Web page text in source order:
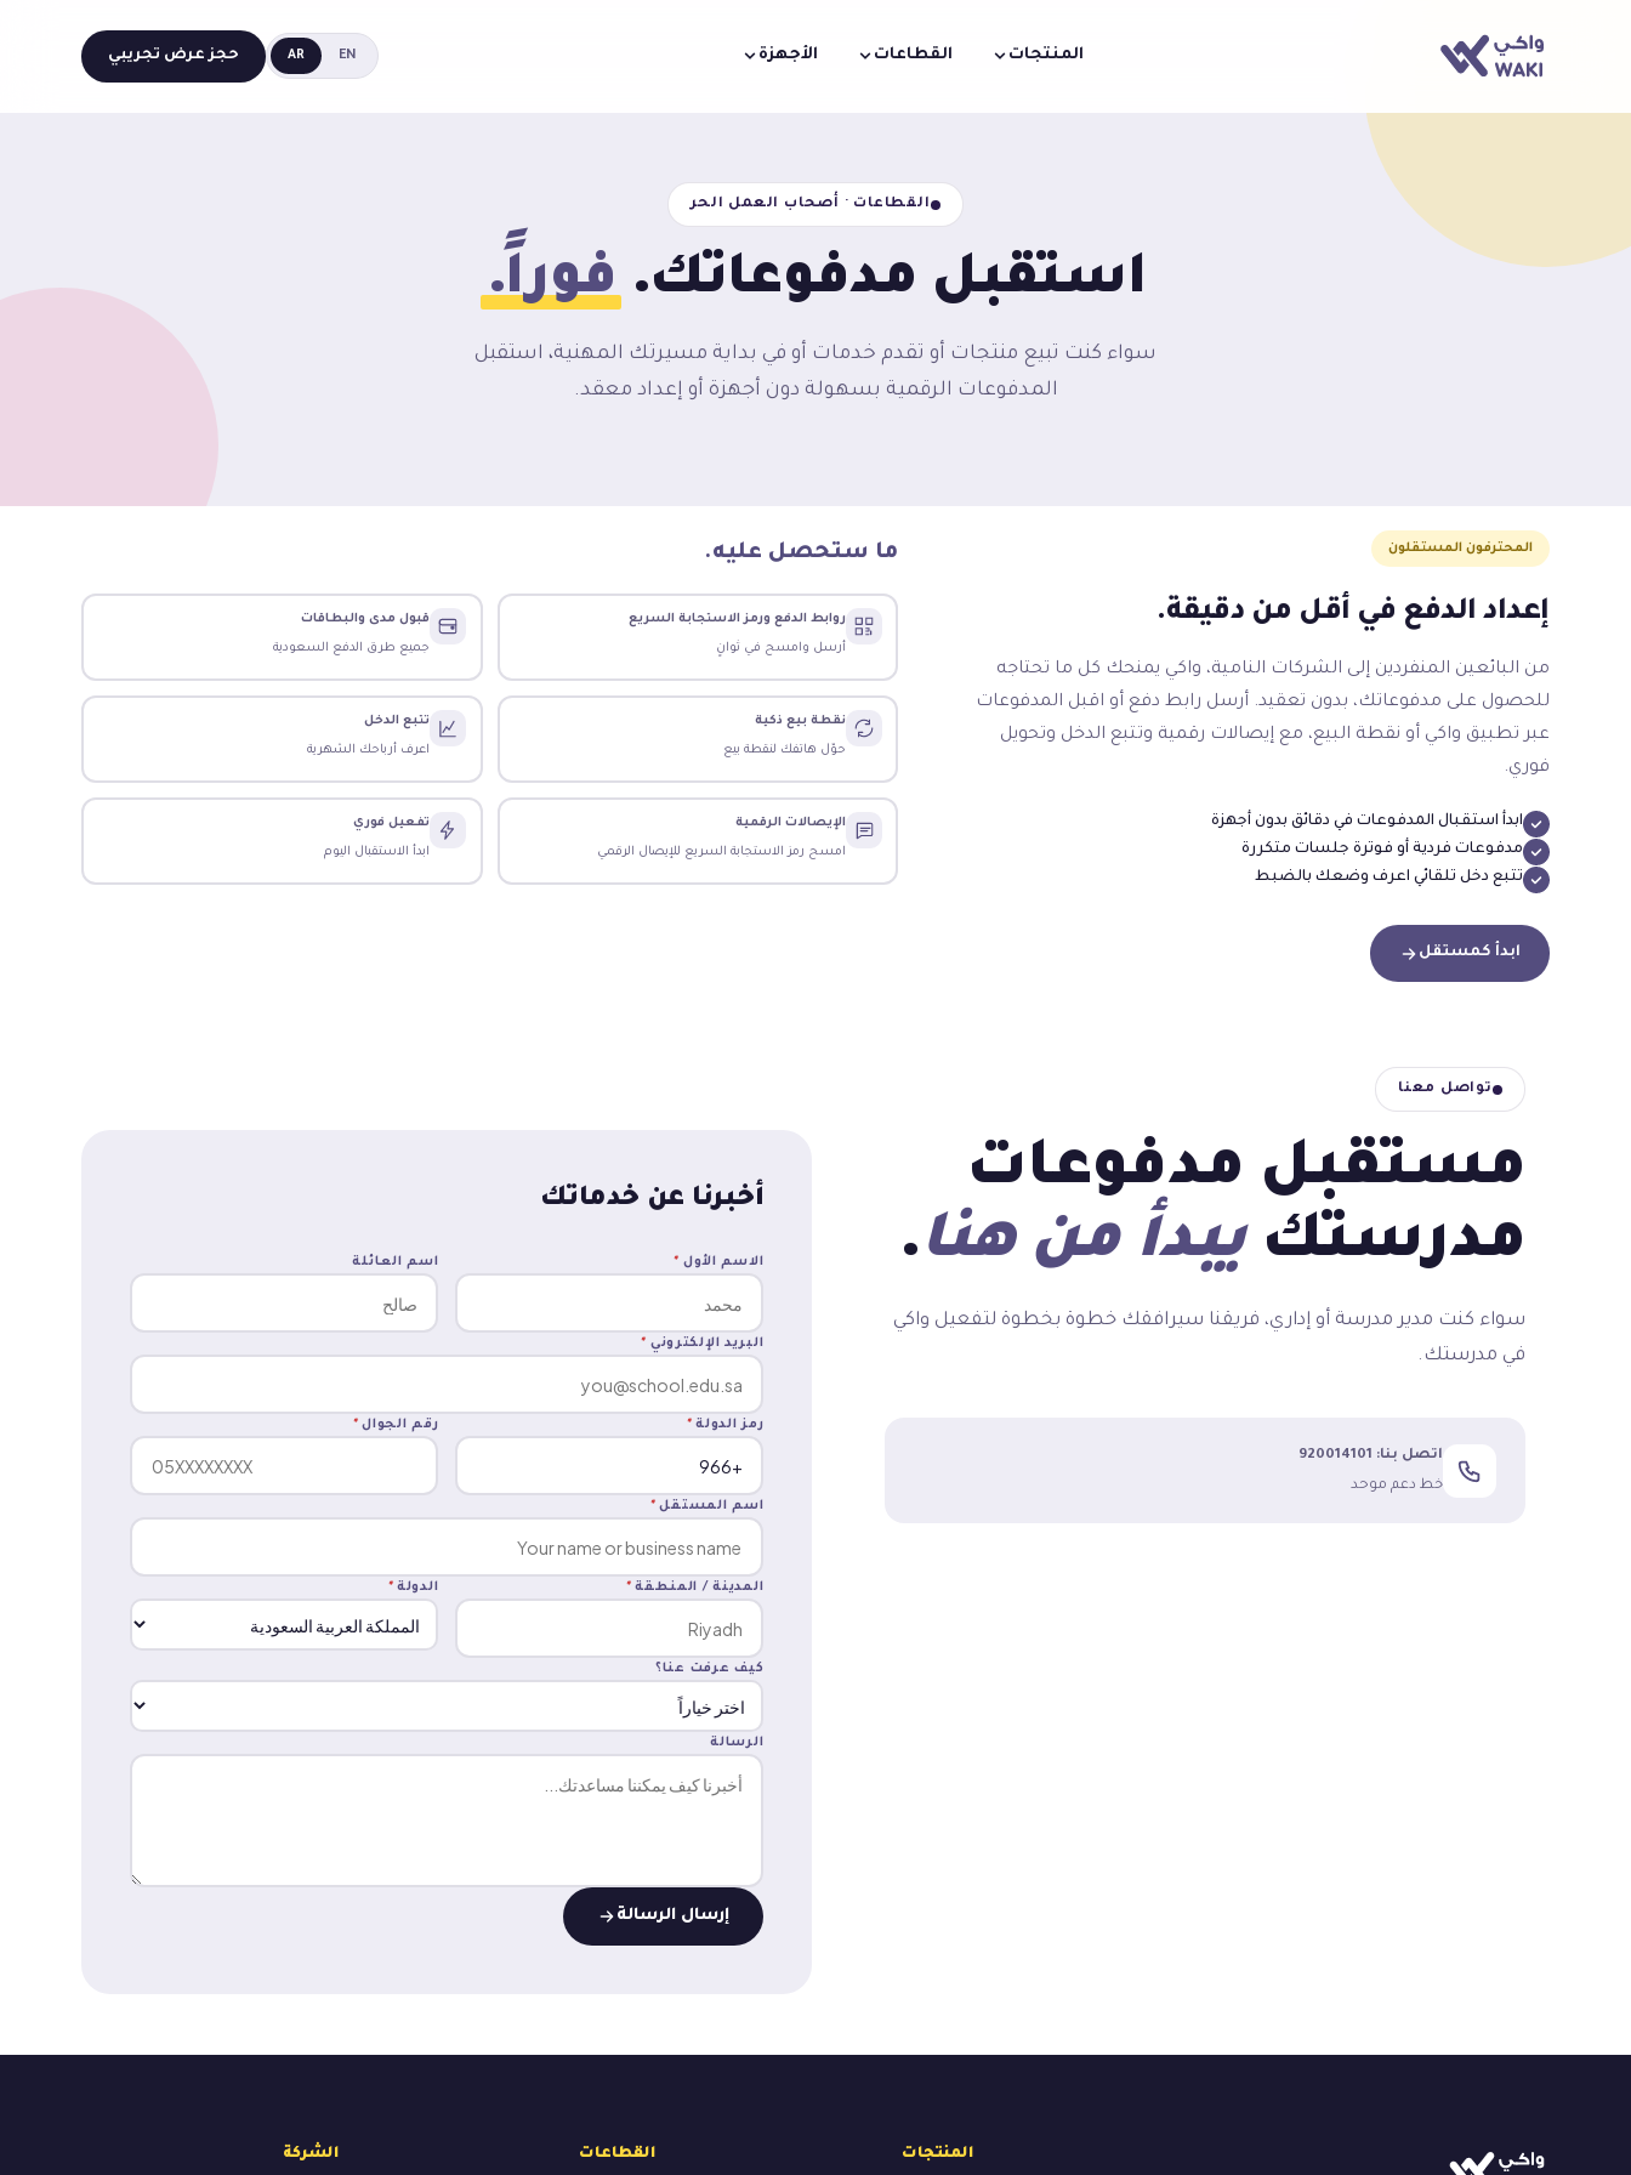
المنتجات القطاعات الأجهزة EN
AR حجز عرض تجريبي
القطاعات · أصحاب العمل الحر
استقبل مدفوعاتك. فوراً.
سواء كنت تبيع منتجات أو تقدم خدمات أو في بداية مسيرتك المهنية، استقبل
المدفوعات الرقمية بسهولة دون أجهزة أو إعداد معقد.
المحترفون المستقلون
إعداد الدفع في أقل من دقيقة.
من البائعين المنفردين إلى الشركات النامية، واكي يمنحك كل ما تحتاجه
للحصول على مدفوعاتك، بدون تعقيد. أرسل رابط دفع أو اقبل المدفوعات
عبر تطبيق واكي أو نقطة البيع، مع إيصالات رقمية وتتبع الدخل وتحويل
فوري.
ابدأ استقبال المدفوعات في دقائق بدون أجهزة
مدفوعات فردية أو فوترة جلسات متكررة
تتبع دخل تلقائي اعرف وضعك بالضبط
ابدأ كمستقل
ما ستحصل عليه.
روابط الدفع ورمز الاستجابة السريع
أرسل وامسح في ثوانٍ
قبول مدى والبطاقات
جميع طرق الدفع السعودية
نقطة بيع ذكية
حوّل هاتفك لنقطة بيع
تتبع الدخل
اعرف أرباحك الشهرية
الإيصالات الرقمية
امسح رمز الاستجابة السريع للإيصال الرقمي
تفعيل فوري
ابدأ الاستقبال اليوم
تواصل معنا
مستقبل مدفوعات
مدرستكيبدأ من هنا.
سواء كنت مدير مدرسة أو إداري، فريقنا سيرافقك خطوة بخطوة لتفعيل واكي
في مدرستك.
اتصل بنا: 920014101
خط دعم موحد
أخبرنا عن خدماتك
الاسم الأول * اسم العائلة
البريد الإلكتروني *
رمز الدولة * رقم الجوال *
اسم المستقل *
المدينة / المنطقة * الدولة *
كيف عرفت عنا؟
الرسالة
إرسال الرسالة
المنتجات القطاعات الشركة